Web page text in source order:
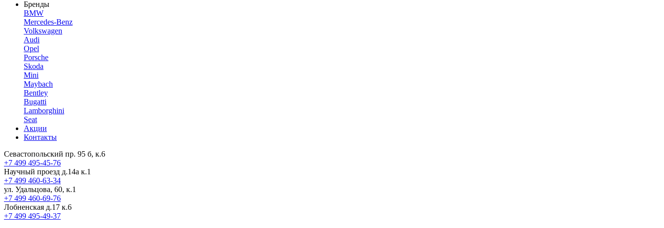
Бренды
BMW
Mercedes-Benz
Volkswagen
Audi
Opel
Porsche
Skoda
Mini
Maybach
Bentley
Bugatti
Lamborghini
Seat
Акции
Контакты
Севастопольский пр. 95 б, к.6
+7 499 495-45-76
Научный проезд д.14а к.1
+7 499 460-63-34
ул. Удальцова, 60, к.1
+7 499 460-69-76
Лобненская д.17 к.6
+7 499 495-49-37